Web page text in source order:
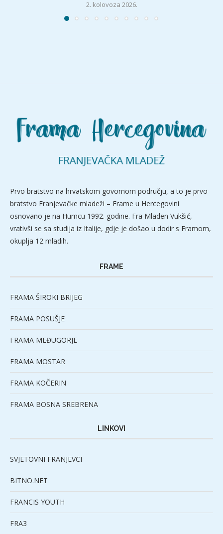
2. kolovoza 2026.
Prvo bratstvo na hrvatskom govornom području, a to je prvo
bratstvo Franjevačke mladeži – Frame u Hercegovini
osnovano je na Humcu 1992. godine. Fra Mladen Vukšić,
vrativši se sa studija iz Italije, gdje je došao u dodir s Framom,
okuplja 12 mladih.
FRAME
FRAMA ŠIROKI BRIJEG
FRAMA POSUŠJE
FRAMA MEĐUGORJE
FRAMA MOSTAR
FRAMA KOČERIN
FRAMA BOSNA SREBRENA
LINKOVI
SVJETOVNI FRANJEVCI
BITNO.NET
FRANCIS YOUTH
FRA3